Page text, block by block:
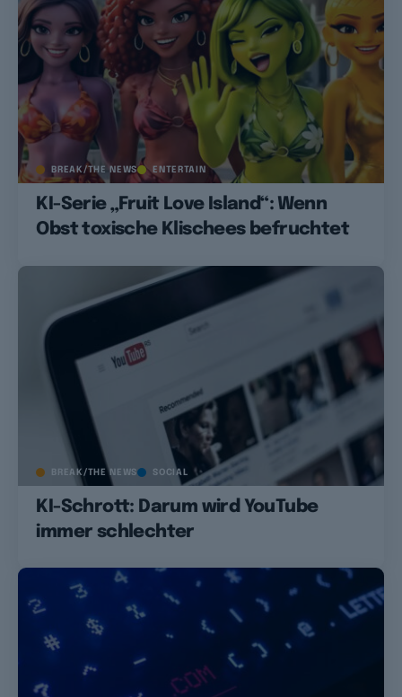
BREAK/THE NEWS ENTERTAIN
KI-Serie „Fruit Love Island“: Wenn
Obst toxische Klischees befruchtet
BREAK/THE NEWS SOCIAL
KI-Schrott: Darum wird YouTube
immer schlechter